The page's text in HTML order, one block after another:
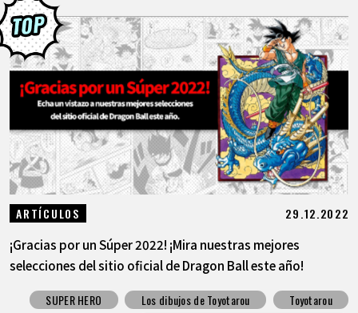
ARTÍCULOS 29.12.2022
¡Gracias por un Súper 2022! ¡Mira nuestras mejores
selecciones del sitio oficial de Dragon Ball este año!
SUPER HERO Los dibujos de Toyotarou
Toyotarou